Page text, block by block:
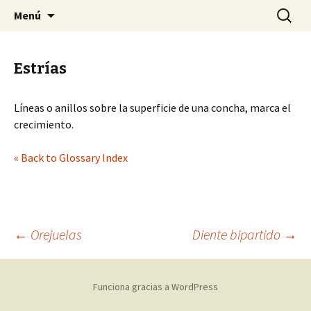
SMACH
Sociedad Malacológica de Chile
Menú Buscar:
Estrías
Líneas o anillos sobre la superficie de una concha, marca el
crecimiento.
« Back to Glossary Index
Navegación
← Orejuelas Diente bipartido →
Funciona gracias a WordPress